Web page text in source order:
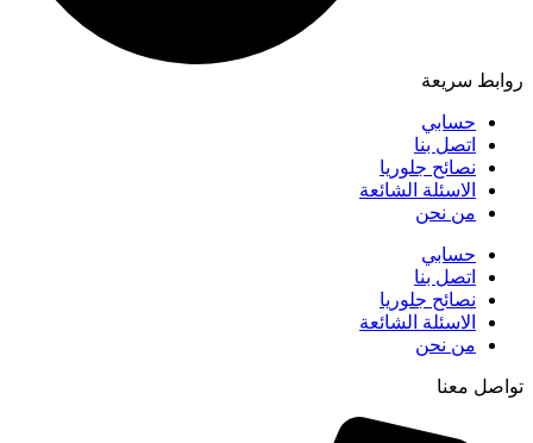
روابط سريعة
حسابي
اتصل بنا
نصائح جلوريا
الاسئلة الشائعة
من نحن
حسابي
اتصل بنا
نصائح جلوريا
الاسئلة الشائعة
من نحن
تواصل معنا